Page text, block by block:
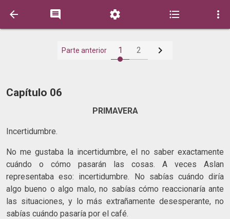
    
Parte anterior 1 2 
Capítulo 06
PRIMAVERA
Incertidumbre.
No me gustaba la incertidumbre, el no saber exactamente
cuándo o cómo pasarán las cosas. A veces Aslan
representaba eso: incertidumbre. No sabías cuándo diría
algo bueno o algo malo, no sabías cómo reaccionaría ante
las situaciones, y lo más extrañamente desesperante, no
sabías cuándo pasaría por el café.